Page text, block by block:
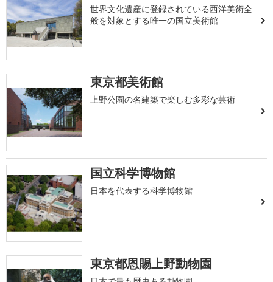
世界文化遺産に登録されている西洋美術全
般を対象とする唯一の国立美術館
東京都美術館
上野公園の名建築で楽しむ多彩な芸術
国立科学博物館
日本を代表する科学博物館
東京都恩賜上野動物園